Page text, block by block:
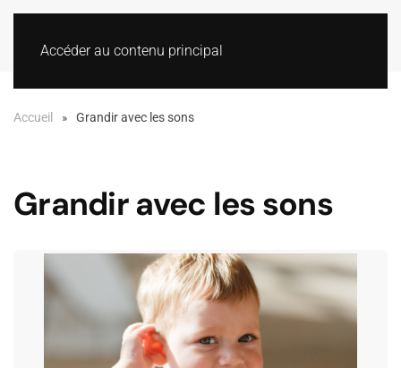
Accéder au contenu principal
Accueil Grandir avec les sons
Grandir avec les sons